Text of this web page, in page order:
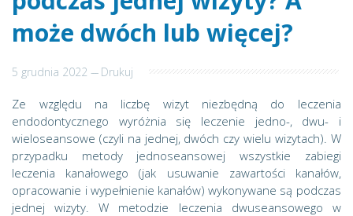
może dwóch lub więcej?
5 grudnia 2022--- Drukuj
Ze względu na liczbę wizyt niezbędną do leczenia
endodontycznego wyróżnia się leczenie jedno-, dwu- i
wieloseansowe (czyli na jednej, dwóch czy wielu wizytach). W
przypadku metody jednoseansowej wszystkie zabiegi
leczenia kanałowego (jak usuwanie zawartości kanałów,
opracowanie i wypełnienie kanałów) wykonywane są podczas
jednej wizyty. W metodzie leczenia dwuseansowego w